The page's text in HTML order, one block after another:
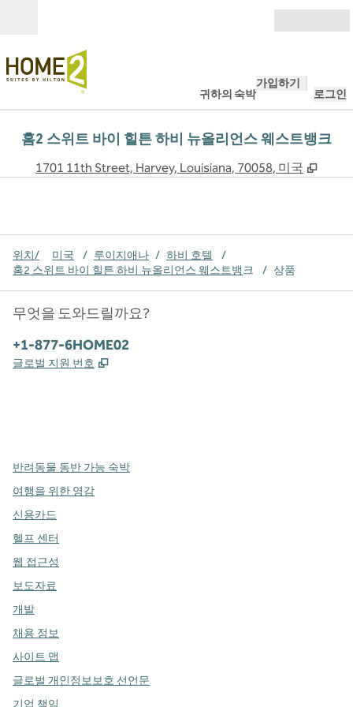
귀하의 숙박
가입하기
로그인
홈2 스위트 바이 힐튼 하비 뉴올리언스 웨스트뱅크
1701 11th Street, Harvey, Louisiana, 70058, 미국 ,
위치/ 미국 / 루이지애나 / 하비 호텔
/
홈2 스위트 바이 힐튼 하비 뉴올리언스 웨스트뱅크 / 상품
무엇을 도와드릴까요?
전화:
+1-877-6HOME02
글로벌 지원 번호 ,
반려동물 동반 가능 숙박
여행을 위한 영감
신용카드
헬프 센터
웹 접근성
보도자료
개발
채용 정보
사이트 맵
글로벌 개인정보보호 선언문
기업 책임